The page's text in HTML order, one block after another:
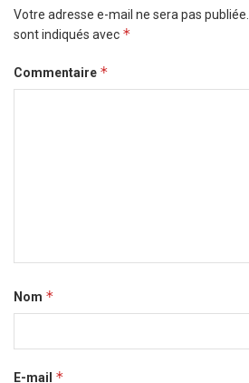
Votre adresse e-mail ne sera pas publiée.
sont indiqués avec *
Commentaire *
Nom *
E-mail *